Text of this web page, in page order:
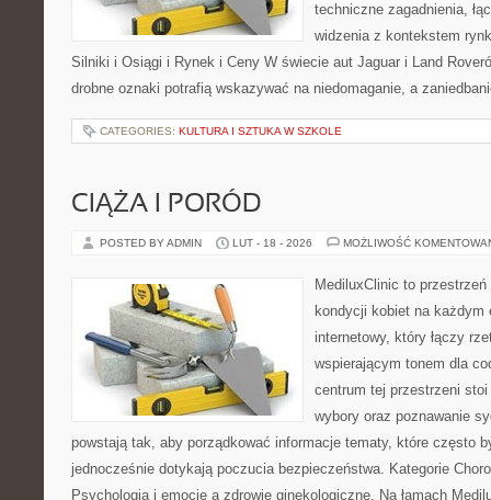
techniczne zagadnienia,
widzenia z kontekstem
Silniki i Osiągi i Rynek i Ceny W świecie aut Jaguar i Land
drobne oznaki potrafią wskazywać na niedomaganie, a
CATEGORIES: KULTURA I SZTUKA W SZKOLE
CIĄŻA I PORÓD
POSTED BY ADMIN LUT - 18 - 2026 MOŻLIWOŚĆ
MediluxClinic to
kondycji kobiet na każdym
internetowy, który łączy
wspierającym tonem dla
centrum tej przestrzeni
wybory oraz poznawanie
powstają tak, aby porządkować informacje tematy, które często
jednocześnie dotykają poczucia bezpieczeństwa. Kategorie
Psychologia i emocje a zdrowie ginekologiczne. Na łamach